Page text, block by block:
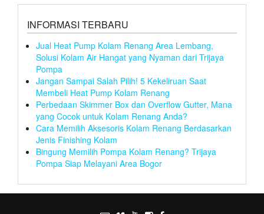
INFORMASI TERBARU
Jual Heat Pump Kolam Renang Area Lembang,
Solusi Kolam Air Hangat yang Nyaman dari Trijaya
Pompa
Jangan Sampai Salah Pilih! 5 Kekeliruan Saat
Membeli Heat Pump Kolam Renang
Perbedaan Skimmer Box dan Overflow Gutter, Mana
yang Cocok untuk Kolam Renang Anda?
Cara Memilih Aksesoris Kolam Renang Berdasarkan
Jenis Finishing Kolam
Bingung Memilih Pompa Kolam Renang? Trijaya
Pompa Siap Melayani Area Bogor